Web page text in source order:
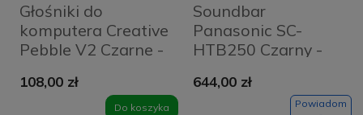
Głośniki do
komputera Creative
Pebble V2 Czarne -
108,00 zł
Do koszyka
Soundbar
Panasonic SC-
HTB250 Czarny -
644,00 zł
Powiadom